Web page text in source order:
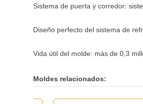
Sistema de puerta y corredor:
Diseño perfecto del sistema de
Vida útil del molde: más de 0,3
Moldes relacionados: